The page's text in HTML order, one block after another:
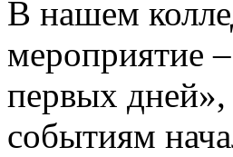
В нашем
мероприятие
первых
событиям